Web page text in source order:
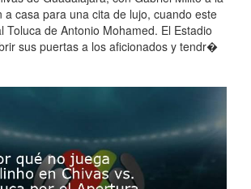
a casa para una cita de lujo, cuando este
Toluca de Antonio Mohamed. El Estadio
sus puertas a los aficionados y tendr�